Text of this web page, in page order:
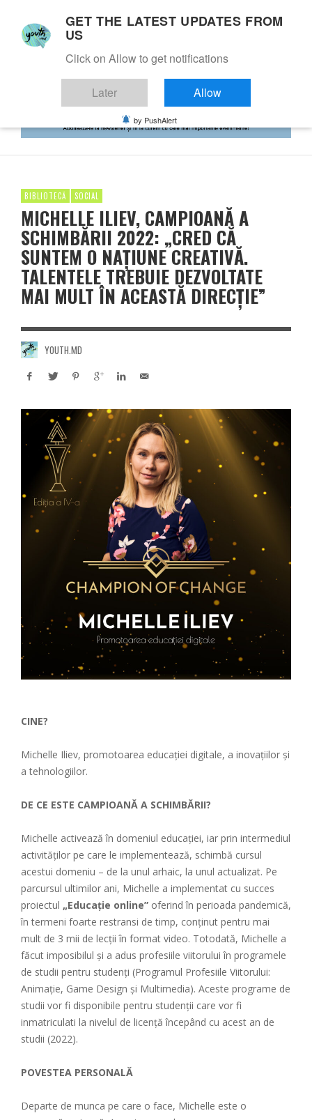
BIBLIOTECĂ SOCIAL
MICHELLE ILIEV, CAMPIOANĂ A
SCHIMBĂRII 2022: „CRED CĂ
SUNTEM O NAȚIUNE CREATIVĂ.
TALENTELE TREBUIE DEZVOLTATE
MAI MULT ÎN ACEASTĂ DIRECȚIE”
YOUTH.MD
CINE?
Michelle Iliev, promotoarea educației digitale, a inovațiilor și
a tehnologiilor.
DE CE ESTE CAMPIOANĂ A SCHIMBĂRII?
Michelle activează în domeniul educației, iar prin intermediul
activităților pe care le implementează, schimbă cursul
acestui domeniu – de la unul arhaic, la unul actualizat. Pe
parcursul ultimilor ani, Michelle a implementat cu succes
proiectul „Educație online” oferind în perioada pandemică,
în termeni foarte restransi de timp, conținut pentru mai
mult de 3 mii de lecții în format video. Totodată, Michelle a
făcut imposibilul și a adus profesiile viitorului în programele
de studii pentru studenți (Programul Profesiile Viitorului:
Animație, Game Design și Multimedia). Aceste programe de
studii vor fi disponibile pentru studenții care vor fi
inmatriculati la nivelul de licență începând cu acest an de
studii (2022).
POVESTEA PERSONALĂ
Departe de munca pe care o face, Michelle este o
GET THE LATEST UPDATES FROM
US
Click on Allow to get notifications
Later Allow
by PushAlert